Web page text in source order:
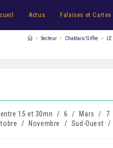
Actus Falaises et Cartes
> Secteur > Chablais/Giffre >
15 et 30mn / 6 / Mars / 7
/ Novembre / Sud-Ouest /